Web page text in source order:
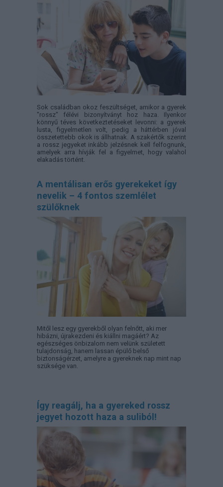
Sok családban okoz feszültséget, amikor a gyerek
"rossz" félévi bizonyítványt hoz haza. Ilyenkor
könnyű téves következtetéseket levonni: a gyerek
lusta, figyelmetlen volt, pedig a háttérben jóval
összetettebb okok is állhatnak. A szakértők szerint
a rossz jegyeket inkább jelzésnek kell felfognunk,
amelyek arra hívják fel a figyelmet, hogy valahol
elakadás történt.
A mentálisan erős gyerekeket így
nevelik – 4 fontos szemlélet
szülőknek
Mitől lesz egy gyerekből olyan felnőtt, aki mer
hibázni, újrakezdeni és kiállni magáért? Az
egészséges önbizalom nem velünk született
tulajdonság, hanem lassan épülő belső
biztonságérzet, amelyre a gyereknek nap mint nap
szüksége van.
Így reagálj, ha a gyereked rossz
jegyet hozott haza a suliból!